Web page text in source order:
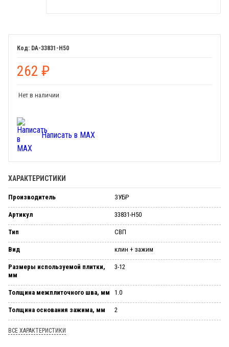
DA-33831-H50
262 ₽
Нет в наличии
Написать в MAX
ХАРАКТЕРИСТИКИ
Производитель ЗУБР
Артикул 33831-H50
Тип СВП
Вид клин + зажим
Размеры используемой плитки,
мм
3-12
Толщина межплиточного шва, мм 1.0
Толщина основания зажима, мм 2
ВСЕ ХАРАКТЕРИСТИКИ